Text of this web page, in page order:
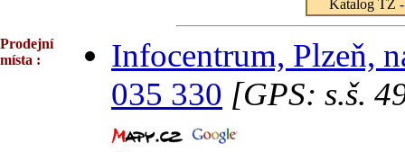
Katalog TZ -
Prodejní
místa :
Infocentrum, Plzeň,
035 330 [GPS: s.š.